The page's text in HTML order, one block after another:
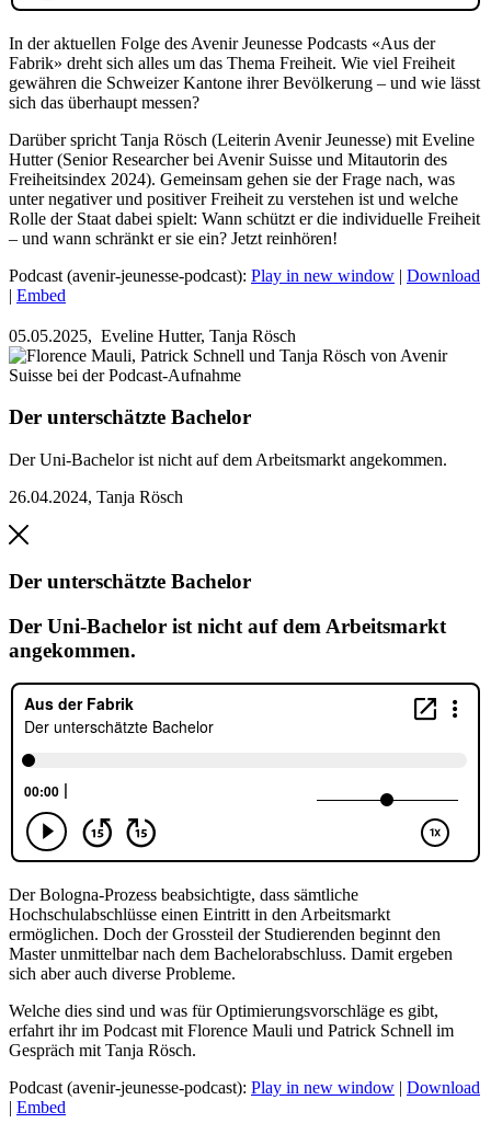
In der aktuellen Folge des Avenir Jeunesse Podcasts «Aus der
Fabrik» dreht sich alles um das Thema Freiheit. Wie viel Freiheit
gewähren die Schweizer Kantone ihrer Bevölkerung – und wie lässt
sich das überhaupt messen?
Darüber spricht Tanja Rösch (Leiterin Avenir Jeunesse) mit Eveline
Hutter (Senior Researcher bei Avenir Suisse und Mitautorin des
Freiheitsindex 2024). Gemeinsam gehen sie der Frage nach, was
unter negativer und positiver Freiheit zu verstehen ist und welche
Rolle der Staat dabei spielt: Wann schützt er die individuelle Freiheit
– und wann schränkt er sie ein? Jetzt reinhören!
Podcast (avenir-jeunesse-podcast): Play in new window | Download
| Embed
05.05.2025, Eveline Hutter, Tanja Rösch
Der unterschätzte Bachelor
Der Uni-Bachelor ist nicht auf dem Arbeitsmarkt angekommen.
26.04.2024, Tanja Rösch
Der unterschätzte Bachelor
Der Uni-Bachelor ist nicht auf dem Arbeitsmarkt
angekommen.
Der Bologna-Prozess beabsichtigte, dass sämtliche
Hochschulabschlüsse einen Eintritt in den Arbeitsmarkt
ermöglichen. Doch der Grossteil der Studierenden beginnt den
Master unmittelbar nach dem Bachelorabschluss. Damit ergeben
sich aber auch diverse Probleme.
Welche dies sind und was für Optimierungsvorschläge es gibt,
erfahrt ihr im Podcast mit Florence Mauli und Patrick Schnell im
Gespräch mit Tanja Rösch.
Podcast (avenir-jeunesse-podcast): Play in new window | Download
| Embed